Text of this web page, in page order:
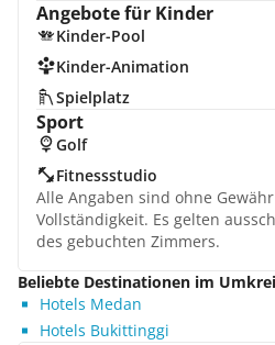
Angebote für Kinder
Kinder-Pool
Kinder-Animation
Spielplatz
Sport
Golf
Fitnessstudio
Alle Angaben sind ohne
Vollständigkeit. Es gelten
des gebuchten Zimmers.
Beliebte Destinationen im
Hotels Medan
Hotels Bukittinggi